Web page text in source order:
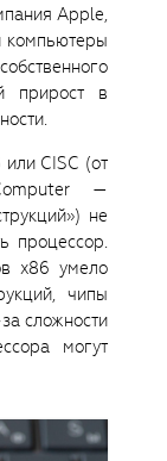
Apple,
компьютеры
прирост в
или CISC (от
—
не
процессор.
x86 умело
чипы
сложности
могут